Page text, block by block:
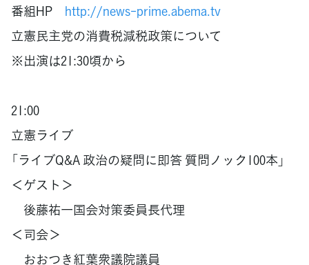
番組HP http://news-prime.abema.tv
立憲民主党の消費税減税政策について
※出演は21:30頃から
21:00
立憲ライブ
「ライブQ&A 政治の疑問に即答 質問ノック100本」
＜ゲスト＞
後藤祐一国会対策委員長代理
＜司会＞
おおつき紅葉衆議院議員